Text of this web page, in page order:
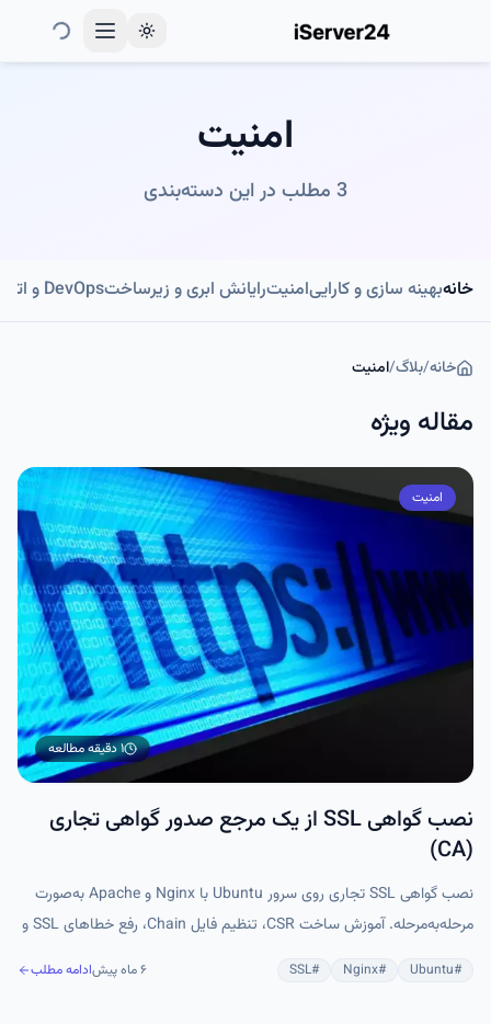
Toggle theme
امنیت
3 مطلب در این دسته‌بندی
خانهبهینه سازی و کاراییامنیترایانش ابری و زیرساختDevOps و اتوماسیون
خانه/بلاگ/امنیت
مقاله ویژه
امنیت
۱ دقیقه مطالعه
نصب گواهی SSL از یک مرجع صدور گواهی تجاری
(CA)
نصب گواهی SSL تجاری روی سرور Ubuntu با Nginx و Apache به‌صورت
مرحله‌به‌مرحله. آموزش ساخت CSR، تنظیم فایل Chain، رفع خطاهای SSL و
#
Ubuntu
#
Nginx
#
SSL ۶ ماه پیش ادامه مطلب